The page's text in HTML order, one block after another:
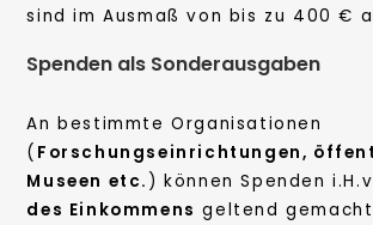
sind im Ausmaß von bis zu 400 €
Spenden als Sonderausgaben
An bestimmte Organisationen
( Forschungseinrichtungen,
Museen etc. ) können Spenden
des Einkommens geltend